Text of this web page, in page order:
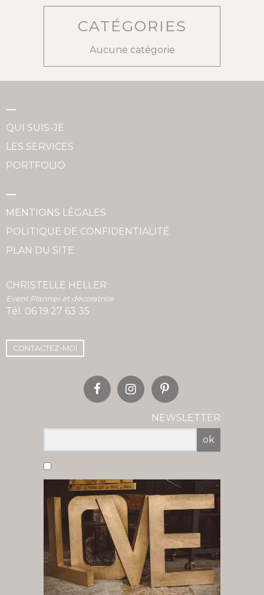
CATÉGORIES
Aucune catégorie
QUI SUIS-JE
LES SERVICES
PORTFOLIO
MENTIONS LÉGALES
POLITIQUE DE CONFIDENTIALITÉ
PLAN DU SITE
CHRISTELLE HELLER
Event Planner et décoratrice
Tél. 06 19 27 63 35
CONTACTEZ-MOI
NEWSLETTER
ok